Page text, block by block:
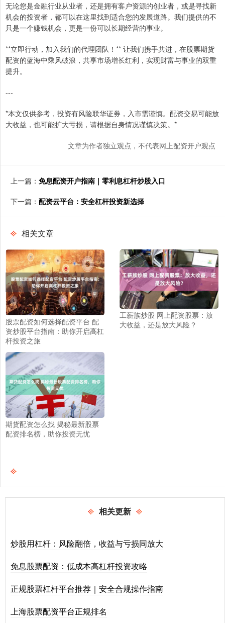
无论您是金融行业从业者，还是拥有客户资源的创业者，或是寻找新
机会的投资者，都可以在这里找到适合您的发展道路。我们提供的不
只是一个赚钱机会，更是一份可以长期经营的事业。
**立即行动，加入我们的代理团队！** 让我们携手共进，在股票期货
配资的蓝海中乘风破浪，共享市场增长红利，实现财富与事业的双重
提升。
---
*本文仅供参考，投资有风险联华证券，入市需谨慎。配资交易可能放
大收益，也可能扩大亏损，请根据自身情况谨慎决策。*
文章为作者独立观点，不代表网上配资开户观点
上一篇： 免息配资开户指南｜零利息杠杆炒股入口
下一篇： 配资云平台：安全杠杆投资新选择
相关文章
股票配资如何选择配资平台 配
资炒股平台指南：助你开启高杠
杆投资之旅
工薪族炒股 网上配资股票：放
大收益，还是放大风险？
期货配资怎么找 揭秘最新股票
配资排名榜，助你投资无忧
相关更新
炒股用杠杆：风险翻倍，收益与亏损同放大
免息股票配资：低成本高杠杆投资攻略
正规股票杠杆平台推荐｜安全合规操作指南
上海股票配资平台正规排名